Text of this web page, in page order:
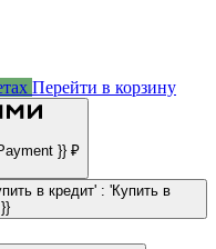
Перейти в корзину
}} ₽
в кредит' : 'Купить в